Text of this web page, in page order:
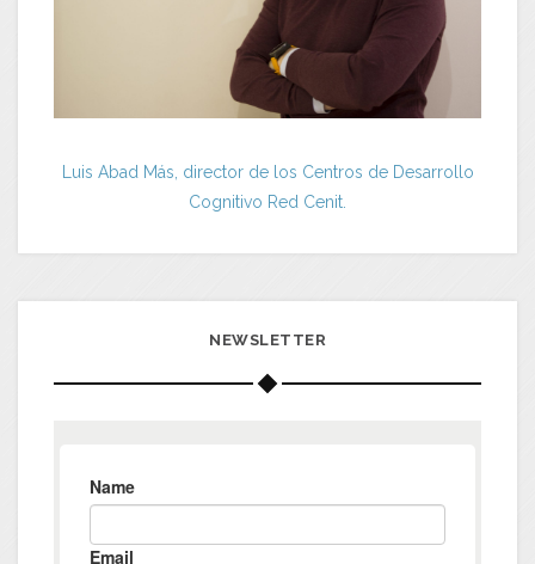
Luis Abad Más, director de los Centros de Desarrollo
Cognitivo Red Cenit.
NEWSLETTER